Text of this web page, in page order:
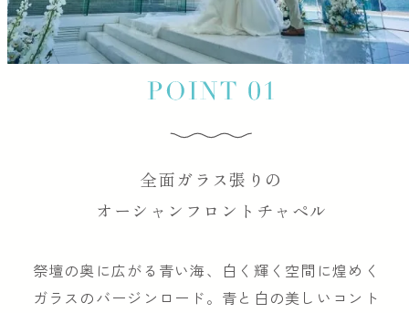
全面ガラス張りの
オーシャンフロントチャペル
祭壇の奥に広がる青い海、白く輝く空間に煌めく
ガラスのバージンロード。青と白の美しいコント